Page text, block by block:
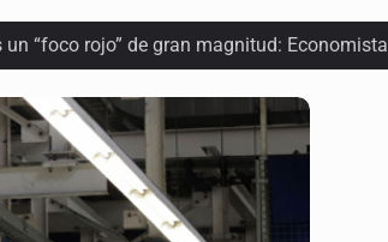
“foco rojo” de gran magnitud: Economista
niega